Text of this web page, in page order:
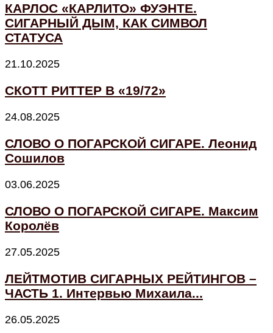
КАРЛОС «КАРЛИТО» ФУЭНТЕ.
СИГАРНЫЙ ДЫМ, КАК СИМВОЛ
СТАТУСА
21.10.2025
СКОТТ РИТТЕР В «19/72»
24.08.2025
СЛОВО О ПОГАРСКОЙ СИГАРЕ. Леонид
Сошилов
03.06.2025
СЛОВО О ПОГАРСКОЙ СИГАРЕ. Максим
Королёв
27.05.2025
ЛЕЙТМОТИВ СИГАРНЫХ РЕЙТИНГОВ –
ЧАСТЬ 1. Интервью Михаила...
26.05.2025